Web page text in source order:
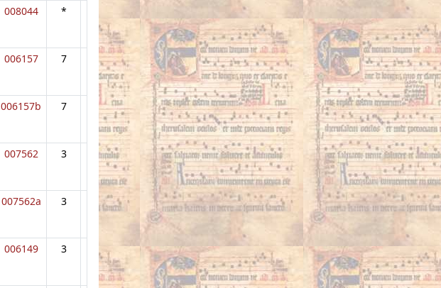
008044 *
006157 7
006157b 7
007562 3
007562a 3
006149 3